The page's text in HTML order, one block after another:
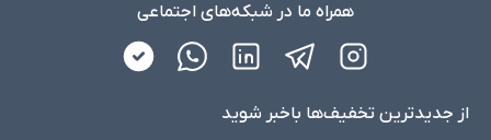
همراه ما در شبکه‌های اجتماعی
از جدید‌ترین تخفیف‌ها با‌خبر شوید